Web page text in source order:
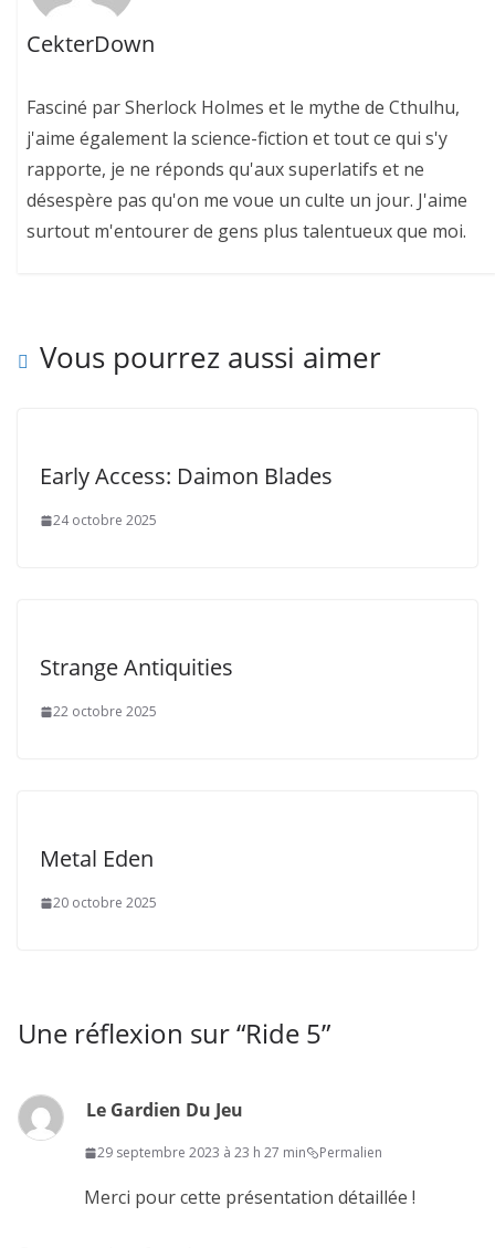
CekterDown
Fasciné par Sherlock Holmes et le mythe de Cthulhu,
j'aime également la science-fiction et tout ce qui s'y
rapporte, je ne réponds qu'aux superlatifs et ne
désespère pas qu'on me voue un culte un jour. J'aime
surtout m'entourer de gens plus talentueux que moi.
Vous pourrez aussi aimer
Early Access: Daimon Blades
24 octobre 2025
Strange Antiquities
22 octobre 2025
Metal Eden
20 octobre 2025
Une réflexion sur “Ride 5”
Le Gardien Du Jeu
29 septembre 2023 à 23 h 27 min Permalien
Merci pour cette présentation détaillée !